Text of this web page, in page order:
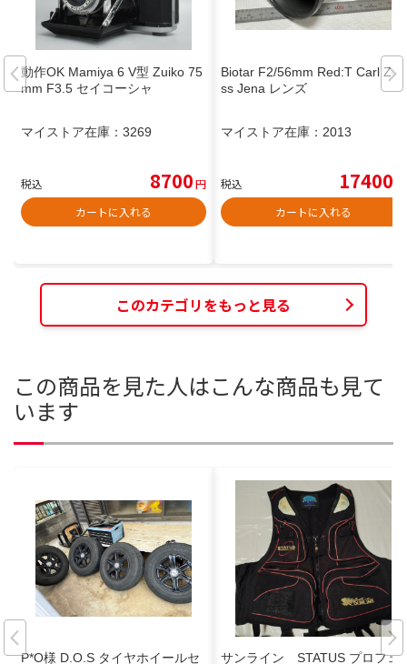
動作OK Mamiya 6 V型 Zuiko 75
mm F3.5 セイコーシャ
マイストア在庫： 3269
税込 8700円
カートに入れる
Biotar F2/56mm Red:T Carl Zei
ss Jena レンズ
マイストア在庫： 2013
税込 17400
カートに入れる
このカテゴリをもっと見る
この商品を見た人はこんな商品も見て
います
P*O様 D.O.S タイヤホイールセ
サンライン STATUS プロフェ